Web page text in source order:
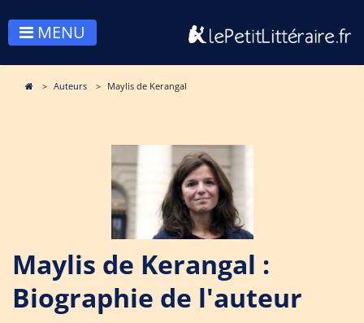
MENU
Auteurs Maylis de Kerangal
Maylis de Kerangal :
Biographie de l'auteur